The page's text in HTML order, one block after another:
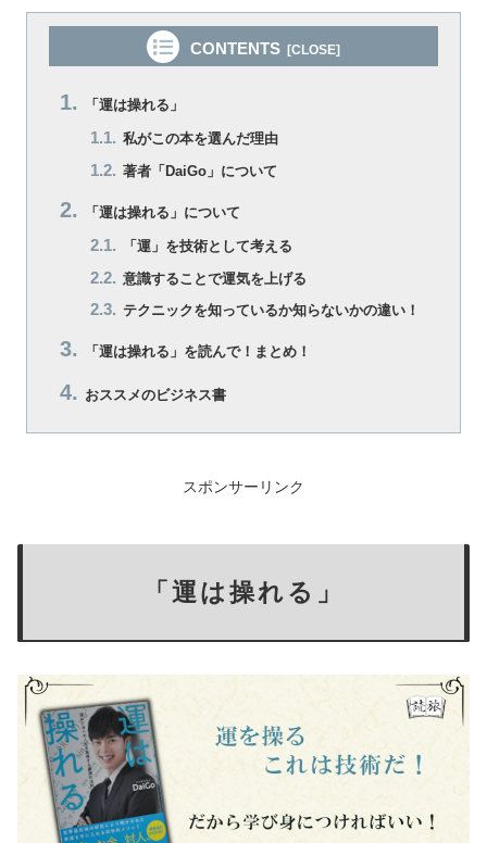
CONTENTS
「運は操れる」
私がこの本を選んだ理由
著者「DaiGo」について
「運は操れる」について
「運」を技術として考える
意識することで運気を上げる
テクニックを知っているか知らないかの違い！
「運は操れる」を読んで！まとめ！
おススメのビジネス書
スポンサーリンク
「運は操れる」